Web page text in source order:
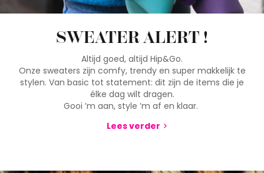
SWEATER ALERT !
Altijd goed, altijd Hip&Go.
Onze sweaters zijn comfy, trendy en super makkelijk te
stylen. Van basic tot statement: dit zijn de items die je
élke dag wilt dragen.
Gooi ’m aan, style ’m af en klaar.
Lees verder